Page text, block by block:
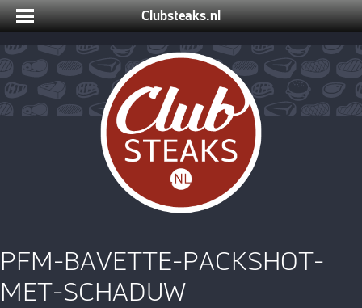
Clubsteaks.nl
PFM-BAVETTE-PACKSHOT-
MET-SCHADUW